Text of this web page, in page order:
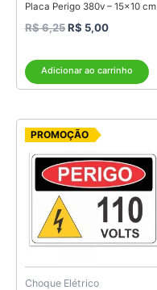
Placa Perigo 380v – 15×10 cm
R$6,25R$ 5,00
Adicionar ao carrinho
PROMOÇÃO
Choque Elétrico
O
preço
original
era:
R$ 6,25.
atual
é:
R$ 5,00.